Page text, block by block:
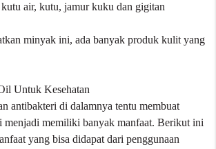
air, kutu, jamur kuku dan gigitan
minyak ini, ada banyak produk kulit yang
Untuk Kesehatan
antibakteri di dalamnya tentu membuat
menjadi memiliki banyak manfaat. Berikut ini
yang bisa didapat dari penggunaan